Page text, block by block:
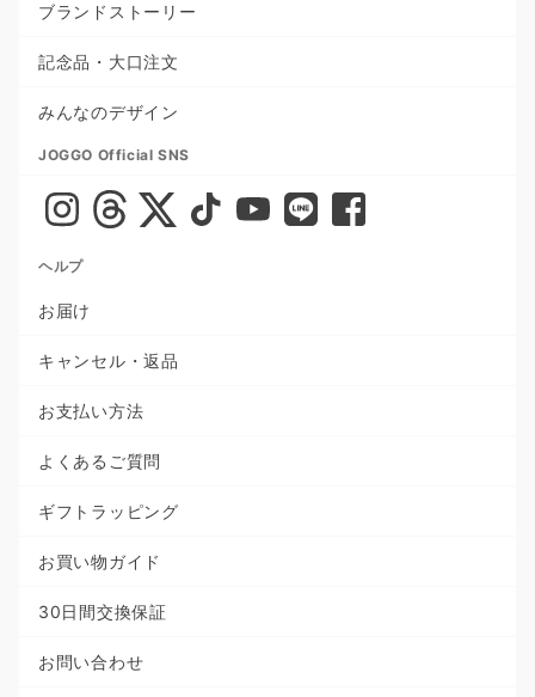
ブランドストーリー
記念品・大口注文
みんなのデザイン
JOGGO Official SNS
ヘルプ
お届け
キャンセル・返品
お支払い方法
よくあるご質問
ギフトラッピング
お買い物ガイド
30日間交換保証
お問い合わせ